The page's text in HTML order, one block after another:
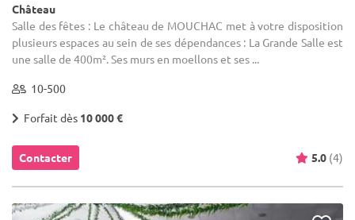
Château
Salle des fêtes : Le château de MOUCHAC met à votre disposition
plusieurs espaces au sein de ses dépendances : La Grande Salle est
une salle de 400m². Ses murs en moellons et ses ...
10-500
Forfait dès 10 000 €
Contacter 5.0 (4)